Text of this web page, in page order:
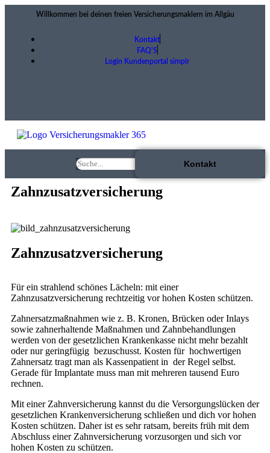
Willkommen bei deinen freien Versicherungsmaklern im Allgäu
Kontakt
FAQ'S
Login Kundenportal simplr
Kontakt
Zahnzusatzversicherung
Zahnzusatzversicherung
Für ein strahlend schönes Lächeln: mit einer
Zahnzusatzversicherung rechtzeitig vor hohen Kosten schützen.
Zahnersatzmaßnahmen wie z. B. Kronen, Brücken oder Inlays
sowie zahnerhaltende Maßnahmen und Zahnbehandlungen
werden von der gesetzlichen Krankenkasse nicht mehr bezahlt
oder nur geringfügig bezuschusst. Kosten für hochwertigen
Zahnersatz tragt man als Kassenpatient in der Regel selbst.
Gerade für Implantate muss man mit mehreren tausend Euro
rechnen.
Mit einer Zahnversicherung kannst du die Versorgungslücken der
gesetzlichen Krankenversicherung schließen und dich vor hohen
Kosten schützen. Daher ist es sehr ratsam, bereits früh mit dem
Abschluss einer Zahnversicherung vorzusorgen und sich vor
hohen Kosten zu schützen.